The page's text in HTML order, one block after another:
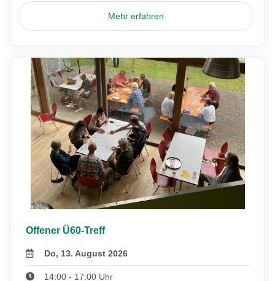
Mehr erfahren
Offener Ü60-Treff
Do, 13. August 2026
14:00 - 17:00 Uhr